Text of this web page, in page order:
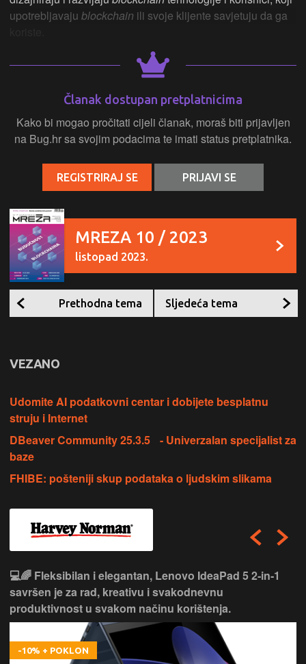
upotrebljavaju blockchain ili svoje klijente savjetuju da ga
Članak dostupan pretplatnicima
Kako bi mogao pročitati cijeli članak, moraš biti prijavljen
na Bug.hr sa svojim podacima te imati status pretplatnika.
REGISTRIRAJ SE PRIJAVI SE
MREZA 10 / 2023
listopad 2023.
Prethodna tema Sljedeća tema
VEZANO
Udomite AI podatkovni centar i dobijete besplatnu
struju i Internet
DBeaver Community 25.3.5 - Univerzalan specijalist za
baze
FHIBE: pošteniji skup podataka o ljudskim slikama
💻🌈 Fleksibilan i elegantan, Lenovo IdeaPad 5 2‑in‑1
savršen je za rad, kreativu i svakodnevnu
produktivnost u svakom načinu korištenja.
-10% + POKLON